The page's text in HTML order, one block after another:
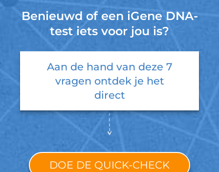
Benieuwd of een iGene DNA-
test iets voor jou is?
Aan de hand van deze 7
vragen ontdek je het
direct
DOE DE QUICK-CHECK